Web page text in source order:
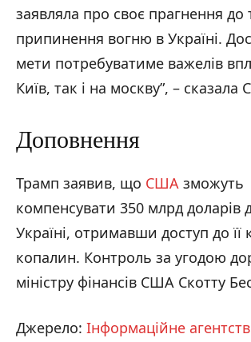
заявляла про своє прагнення до
припинення вогню в Україні.
мети потребуватиме важелів
Київ, так і на москву”, – сказала
Доповнення
Трамп заявив, що США зможуть
компенсувати 350 млрд доларів
Україні, отримавши доступ до її
копалин. Контроль за угодою
міністру фінансів США Скотту
Джерело: Інформаційне